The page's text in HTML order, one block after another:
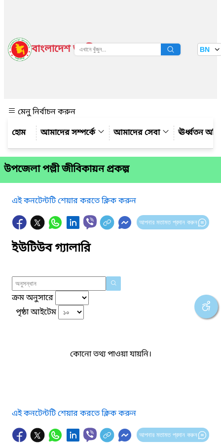
বাংলাদেশ জাতীয় তথ্য বাতায়ন BN
মেনু নির্বাচন করুন
আমাদের সম্পর্কে
আমাদের সেবা ঊর্ধ্বতন
উপজেলা পল্লী জীবিকায়ন প্রকল্প
এই কনটেন্টটি শেয়ার করতে ক্লিক করুন
আপনার মতামত প্রদান করুন
ইউটিউব গ্যালারি
ক্রম অনুসারে
পৃষ্ঠা আইটেম
কোনো তথ্য পাওয়া যায়নি।
এই কনটেন্টটি শেয়ার করতে ক্লিক করুন
আপনার মতামত প্রদান করুন